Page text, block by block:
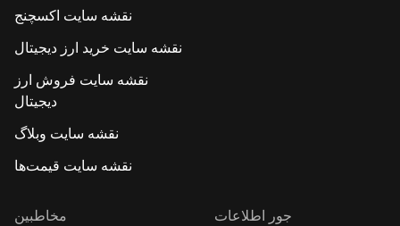
نقشه سایت اکسچنج
نقشه سایت خرید ارز دیجیتال
نقشه سایت فروش ارز
دیجیتال
نقشه سایت وبلاگ
نقشه سایت قیمت‌ها
مخاطبین جور اطلاعات